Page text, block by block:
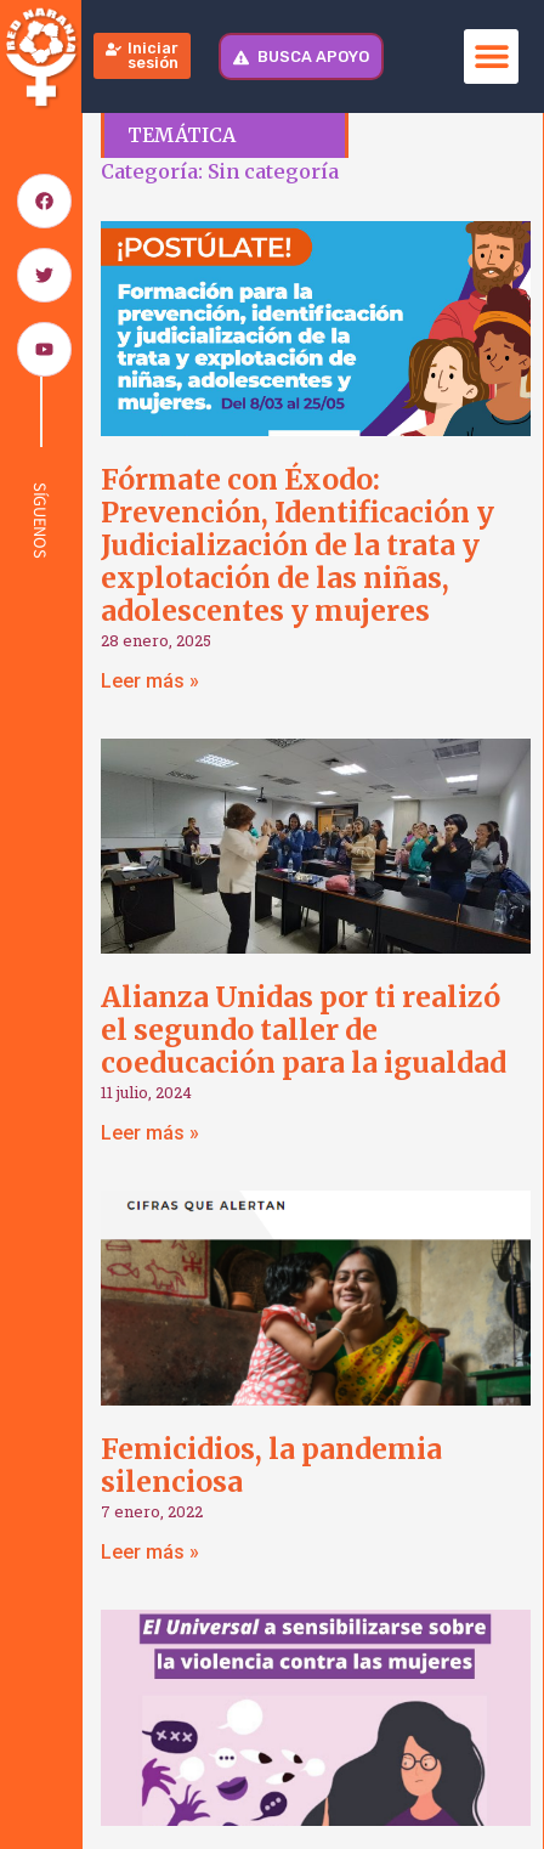
Iniciar
sesión
BUSCA APOYO
SÍGUENOS
TEMÁTICA
Categoría: Sin categoría
Fórmate con Éxodo:
Prevención, Identificación y
Judicialización de la trata y
explotación de las niñas,
adolescentes y mujeres
28 enero, 2025
Leer más »
Alianza Unidas por ti realizó
el segundo taller de
coeducación para la igualdad
11 julio, 2024
Leer más »
Femicidios, la pandemia
silenciosa
7 enero, 2022
Leer más »